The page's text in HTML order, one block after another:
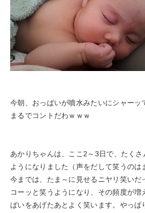
今朝、おっぱいが噴水みたいにシャーッ
まるでコントだわｗｗｗ
あかりちゃんは、ここ2～3日で、たくさ
ようになりました（声をだして笑うのは
今までは、たま～に見せるニヤリ笑いだ
コーッと笑うようになり、その頻度が増
ぱいをあげたあとよく笑います。やっぱ